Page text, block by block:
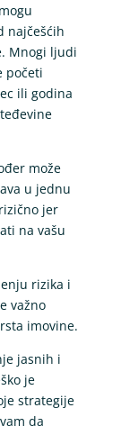
najčešćih
Mnogi ljudi
početi
ili godina
može
u jednu
jer
na vašu
rizika i
važno
imovine.
jasnih i
je
strategije
da